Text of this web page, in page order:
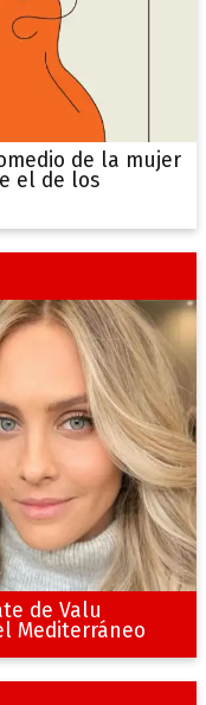
de la mujer
el de los
de Valu
Mediterráneo